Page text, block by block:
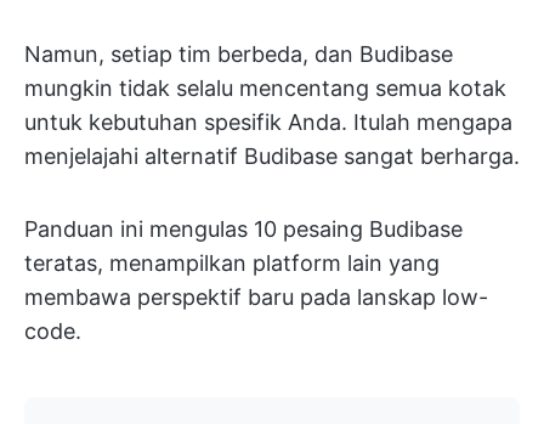
Namun, setiap tim berbeda, dan Budibase
mungkin tidak selalu mencentang semua kotak
untuk kebutuhan spesifik Anda. Itulah mengapa
menjelajahi alternatif Budibase sangat berharga.
Panduan ini mengulas 10 pesaing Budibase
teratas, menampilkan platform lain yang
membawa perspektif baru pada lanskap low-
code.